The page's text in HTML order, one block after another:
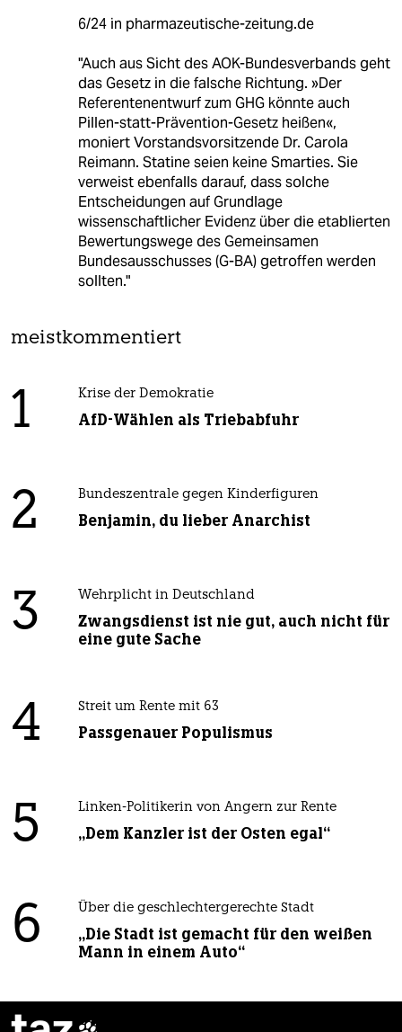
6/24 in pharmazeutische-zeitung.de
"Auch aus Sicht des AOK-Bundesverbands geht
das Gesetz in die falsche Richtung. »Der
Referentenentwurf zum GHG könnte auch
Pillen-statt-Prävention-Gesetz heißen«,
moniert Vorstandsvorsitzende Dr. Carola
Reimann. Statine seien keine Smarties. Sie
verweist ebenfalls darauf, dass solche
Entscheidungen auf Grundlage
wissenschaftlicher Evidenz über die etablierten
Bewertungswege des Gemeinsamen
Bundesausschusses (G-BA) getroffen werden
sollten."
meistkommentiert
1 Krise der Demokratie
AfD-Wählen als Triebabfuhr
2 Bundeszentrale gegen Kinderfiguren
Benjamin, du lieber Anarchist
3 Wehrplicht in Deutschland
Zwangsdienst ist nie gut, auch nicht für
eine gute Sache
4 Streit um Rente mit 63
Passgenauer Populismus
5 Linken-Politikerin von Angern zur Rente
„Dem Kanzler ist der Osten egal“
6 Über die geschlechtergerechte Stadt
„Die Stadt ist gemacht für den weißen
Mann in einem Auto“